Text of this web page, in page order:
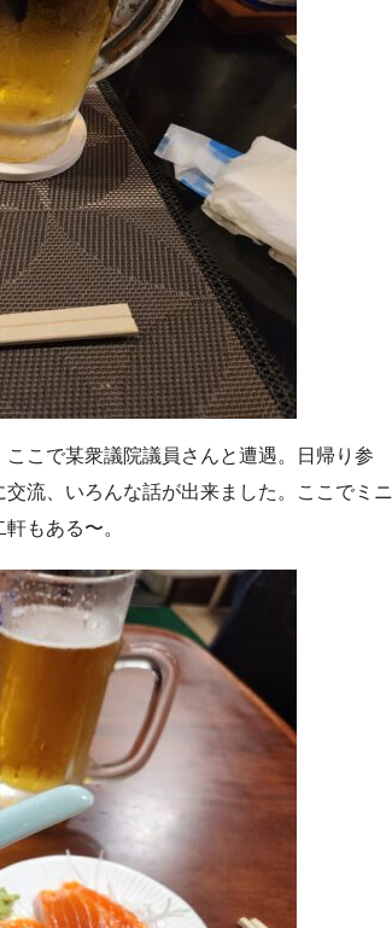
こで某衆議院議員さんと遭遇。日帰り参
流、いろんな話が出来ました。ここでミニ
もある〜。